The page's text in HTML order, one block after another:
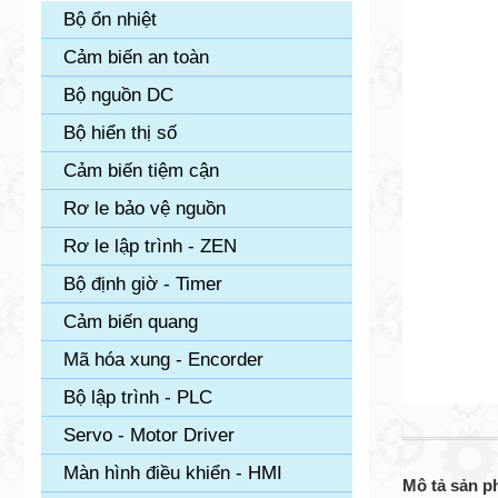
Mô tả sản
Bộ ổn nhiệt
Cảm biến an toàn
Bộ nguồn DC
Bộ hiển thị số
Cảm biến tiệm cận
Rơ le bảo vệ nguồn
Rơ le lập trình - ZEN
Bộ định giờ - Timer
Cảm biến quang
Mã hóa xung - Encorder
Bộ lập trình - PLC
Servo - Motor Driver
Màn hình điều khiển - HMI